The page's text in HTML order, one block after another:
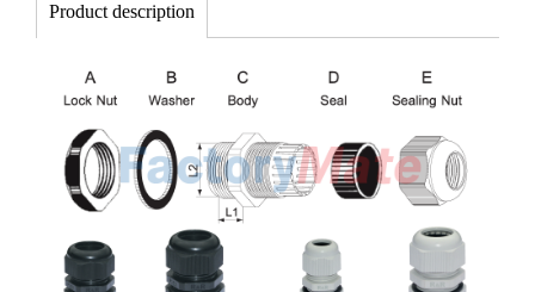
Product description